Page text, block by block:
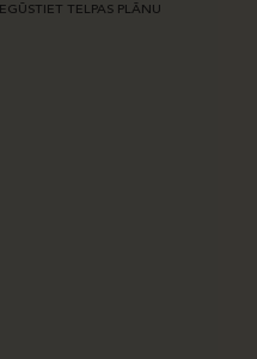
IEGŪSTIET TELPAS PLĀNU